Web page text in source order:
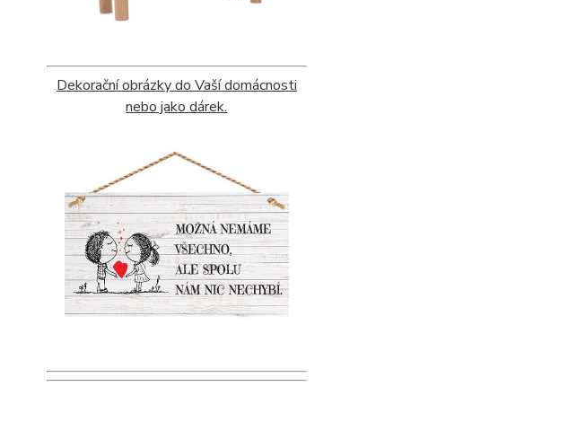
Dekorační obrázky do Vaší domácnosti
nebo jako dárek.